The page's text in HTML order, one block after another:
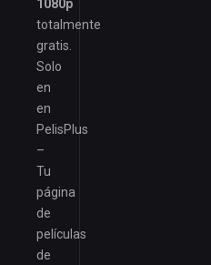
1080p
totalmente
gratis.
Solo
en
en
PelisPlus
–
Tu
página
de
películas
de